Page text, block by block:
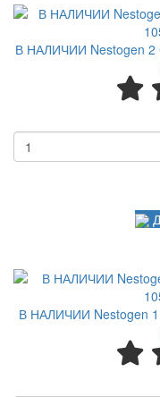
В НАЛИЧИИ Nestogen 2
В НАЛИЧИИ Nestogen 1